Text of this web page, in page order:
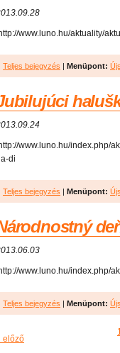
http://www.luno.hu/aktuality/
Teljes bejegyzés | Menüpont:
http://www.luno.hu/index.php/
di
Teljes bejegyzés | Menüpont:
http://www.luno.hu/index.php/
Teljes bejegyzés | Menüpont:
előző